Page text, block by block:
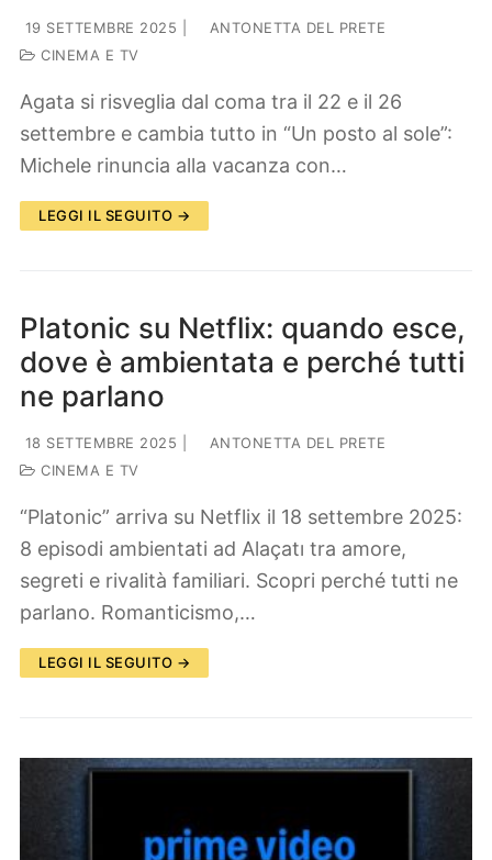
19 SETTEMBRE 2025
ANTONETTA DEL PRETE
CINEMA E TV
Agata si risveglia dal coma tra il 22 e il 26
settembre e cambia tutto in “Un posto al sole”:
Michele rinuncia alla vacanza con…
LEGGI IL SEGUITO →
Platonic su Netflix: quando esce,
dove è ambientata e perché tutti
ne parlano
18 SETTEMBRE 2025
ANTONETTA DEL PRETE
CINEMA E TV
“Platonic” arriva su Netflix il 18 settembre 2025:
8 episodi ambientati ad Alaçatı tra amore,
segreti e rivalità familiari. Scopri perché tutti ne
parlano. Romanticismo,…
LEGGI IL SEGUITO →